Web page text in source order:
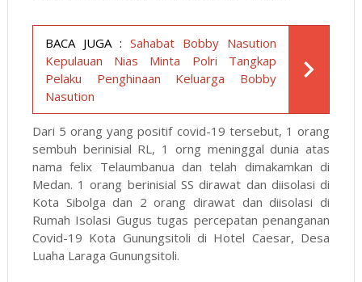
BACA JUGA : Sahabat Bobby Nasution
Kepulauan Nias Minta Polri Tangkap
Pelaku Penghinaan Keluarga Bobby
Nasution
Dari 5 orang yang positif covid-19 tersebut, 1 orang
sembuh berinisial RL, 1 orng meninggal dunia atas
nama felix Telaumbanua dan telah dimakamkan di
Medan. 1 orang berinisial SS dirawat dan diisolasi di
Kota Sibolga dan 2 orang dirawat dan diisolasi di
Rumah Isolasi Gugus tugas percepatan penanganan
Covid-19 Kota Gunungsitoli di Hotel Caesar, Desa
Luaha Laraga Gunungsitoli.